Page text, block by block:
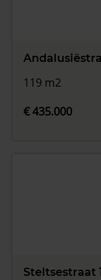
119 m2
€ 435.000
Steltsestraat